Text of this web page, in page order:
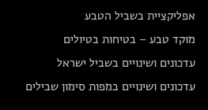
אפליקציית בשביל הטבע
מוקד טבע – בטיחות בטיולים
עדכונים ושינויים בשביל ישראל
עדכונים ושינויים במפות סימון שבילים